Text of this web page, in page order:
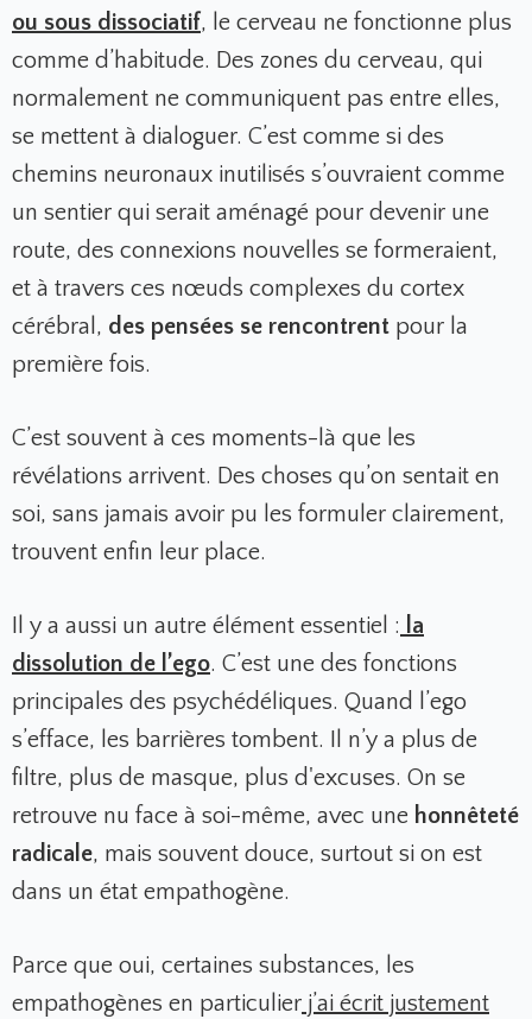
ou sous dissociatif, le cerveau ne fonctionne plus
comme d’habitude. Des zones du cerveau, qui
normalement ne communiquent pas entre elles,
se mettent à dialoguer. C’est comme si des
chemins neuronaux inutilisés s’ouvraient comme
un sentier qui serait aménagé pour devenir une
route, des connexions nouvelles se formeraient,
et à travers ces nœuds complexes du cortex
cérébral, des pensées se rencontrent pour la
première fois.
C’est souvent à ces moments-là que les
révélations arrivent. Des choses qu’on sentait en
soi, sans jamais avoir pu les formuler clairement,
trouvent enfin leur place.
Il y a aussi un autre élément essentiel : la
dissolution de l’ego. C’est une des fonctions
principales des psychédéliques. Quand l’ego
s’efface, les barrières tombent. Il n’y a plus de
filtre, plus de masque, plus d'excuses. On se
retrouve nu face à soi-même, avec une honnêteté
radicale, mais souvent douce, surtout si on est
dans un état empathogène.
Parce que oui, certaines substances, les
empathogènes en particulier j’ai écrit justement